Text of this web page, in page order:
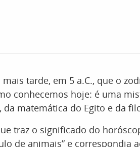
tarde, em 5 a.C., que o
conhecemos hoje: é uma
matemática do Egito e da
traz o significado do
de animais” e correspondia